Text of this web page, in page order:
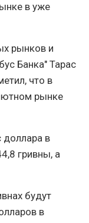
в уже
рынков и
Банка" Тарас
что в
рынке
доллара в
гривны, а
будут
в